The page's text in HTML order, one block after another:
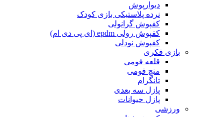
دیوارپوش
نرده پلاستیکی بازی کودک
کفپوش گرانولی
کفپوش رولی epdm (ای پی دی ام)
کفپوش نودلی
بازی فکری
قلعه فومی
منچ فومی
تانگرام
پازل سه بعدی
پازل حیوانات
ورزشی